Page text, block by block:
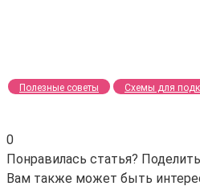
Полезные советы Схемы для
0
Понравилась статья?
Вам также может быть